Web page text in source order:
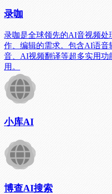
录咖
录咖是全球领先的AI音视频处
作、编辑的需求。包含AI语
音、AI视频翻译等超多实用功
用。
小库AI
博查AI搜索